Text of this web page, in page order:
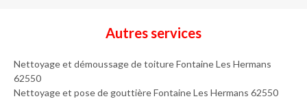
Autres services
Nettoyage et démoussage de toiture Fontaine Les Hermans
62550
Nettoyage et pose de gouttière Fontaine Les Hermans 62550